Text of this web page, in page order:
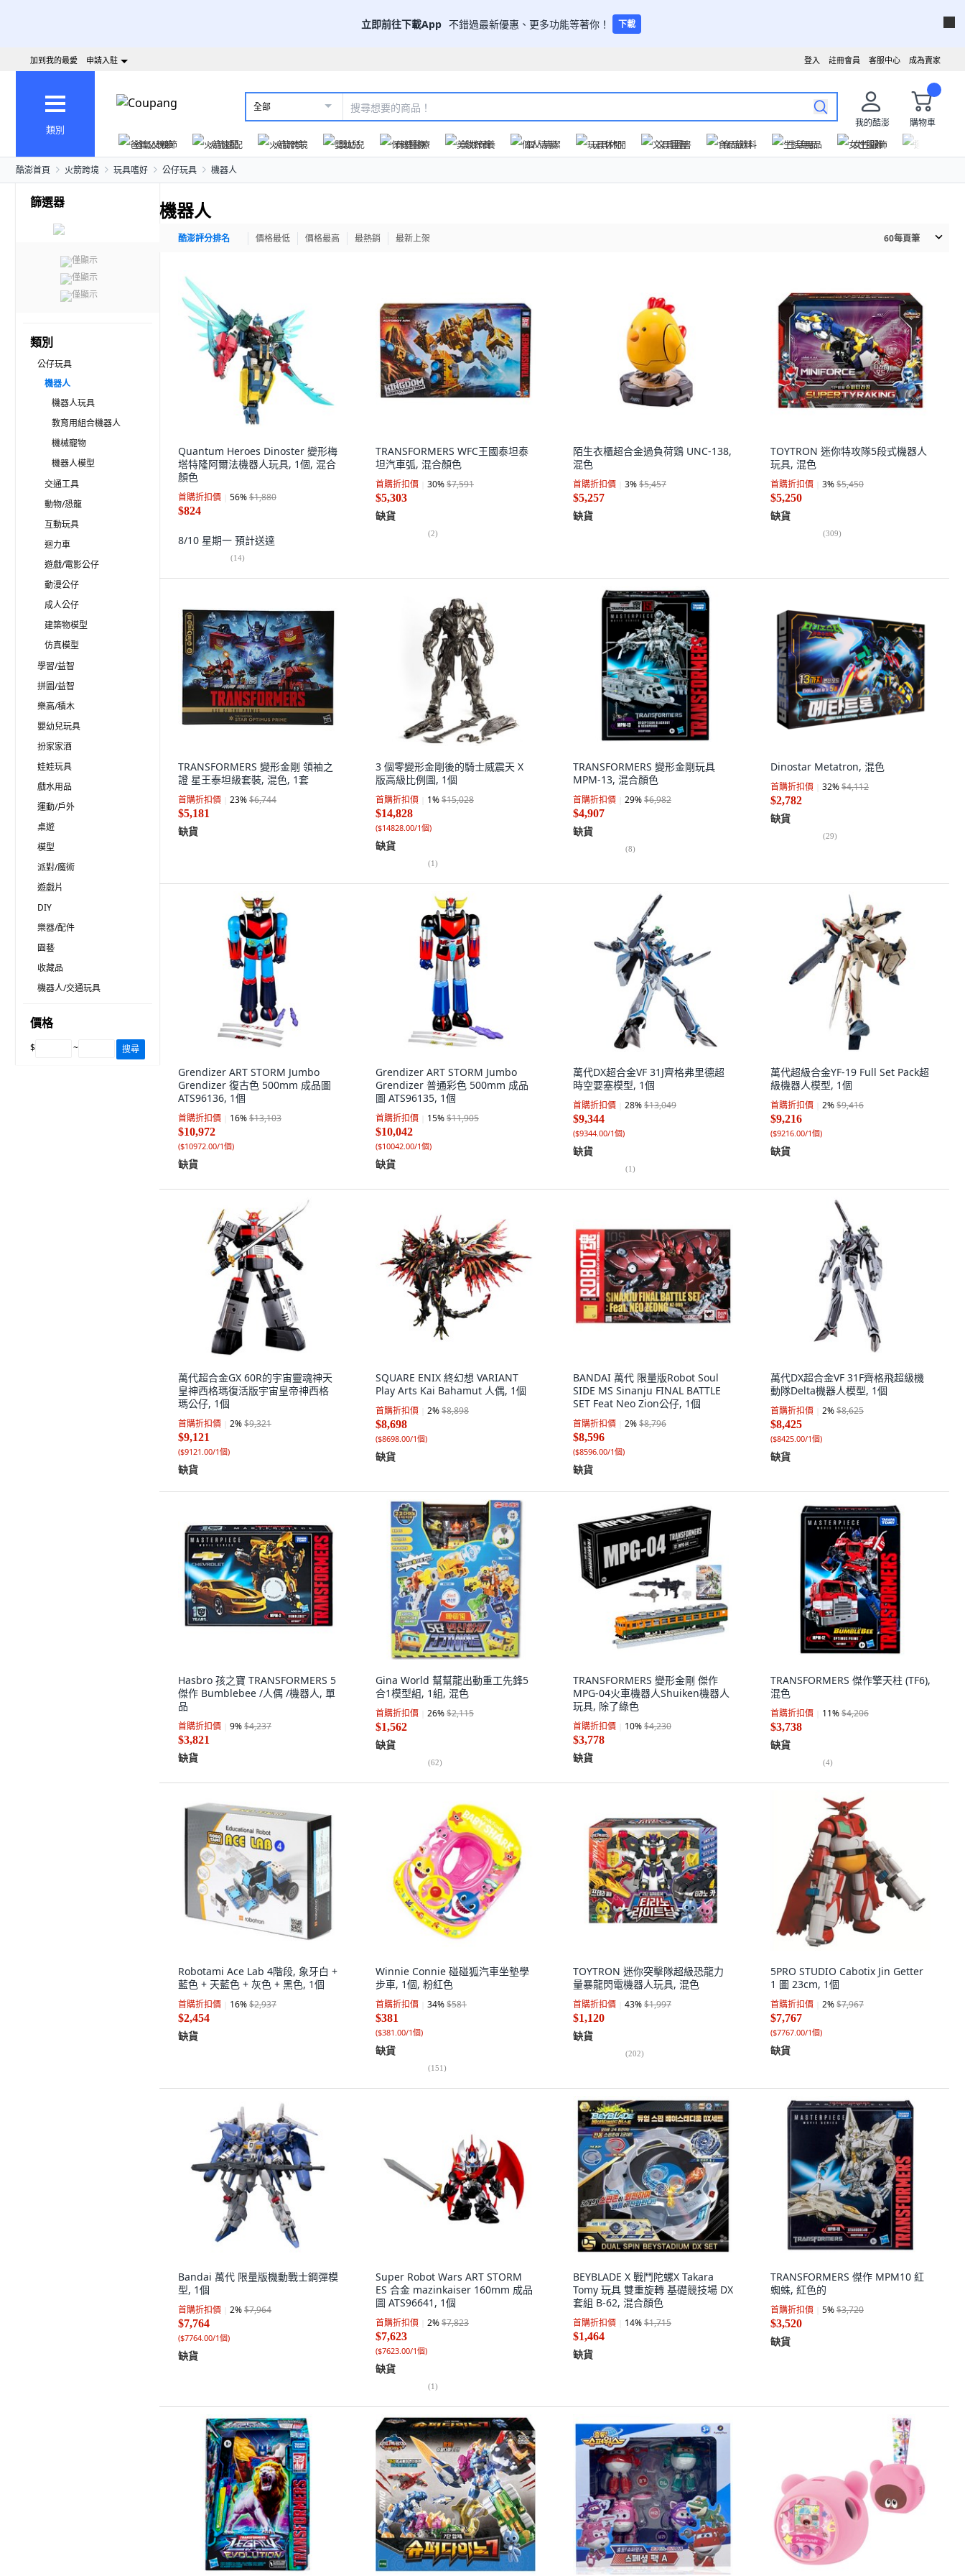
立即前往下載App 不錯過最新優惠、更多功能等著你！ 下載
成為賣家
客服中心
註冊會員
登入
加到我的最愛 申請入駐
類別
全部
我的酷澎
購物車
爸氣父親節
火箭速配 火箭跨境 嬰幼兒 保健醫療 美妝保養 個人清潔 玩具休閒 文具圖書 食品飲料 生活用品 女性服飾
酷澎首頁 火箭跨境 玩具嗜好 公仔玩具 機器人
篩選器
僅顯示
僅顯示
僅顯示
類別
公仔玩具
機器人
機器人玩具
教育用組合機器人
機械寵物
機器人模型
交通工具
動物/恐龍
互動玩具
迴力車
遊戲/電影公仔
動漫公仔
成人公仔
建築物模型
仿真模型
學習/益智
拼圖/益智
樂高/積木
嬰幼兒玩具
扮家家酒
娃娃玩具
戲水用品
運動/戶外
桌遊
模型
派對/魔術
遊戲片
DIY
樂器/配件
園藝
收藏品
機器人/交通玩具
價格
$ ~ 搜尋
機器人
酷澎評分排名 價格最低 價格最高 最熱銷 最新上架 60每頁筆
Quantum Heroes Dinoster 變形梅
塔特隆阿爾法機器人玩具, 1個, 混合
顏色
首購折扣價 56%$1,880
$824
8/10 星期一 預計送達
(14)
TRANSFORMERS WFC王國泰坦泰
坦汽車弧, 混合顏色
首購折扣價 30%$7,591
$5,303
缺貨
(2)
陌生衣櫃超合金過負荷鶏 UNC-138,
混色
首購折扣價 3%$5,457
$5,257
缺貨
TOYTRON 迷你特攻隊5段式機器人
玩具, 混色
首購折扣價 3%$5,450
$5,250
缺貨
(309)
TRANSFORMERS 變形金剛 領袖之
證 星王泰坦級套裝, 混色, 1套
首購折扣價 23%$6,744
$5,181
缺貨
3 個零變形金剛後的騎士威震天 X
版高級比例圖, 1個
首購折扣價 1%$15,028
$14,828
($14828.00/1個)
缺貨
(1)
TRANSFORMERS 變形金剛玩具
MPM-13, 混合顏色
首購折扣價 29%$6,982
$4,907
缺貨
(8)
Dinostar Metatron, 混色
首購折扣價 32%$4,112
$2,782
缺貨
(29)
Grendizer ART STORM Jumbo
Grendizer 復古色 500mm 成品圖
ATS96136, 1個
首購折扣價 16%$13,103
$10,972
($10972.00/1個)
缺貨
Grendizer ART STORM Jumbo
Grendizer 普通彩色 500mm 成品
圖 ATS96135, 1個
首購折扣價 15%$11,905
$10,042
($10042.00/1個)
缺貨
萬代DX超合金VF 31J齊格弗里德超
時空要塞模型, 1個
首購折扣價 28%$13,049
$9,344
($9344.00/1個)
缺貨
(1)
萬代超級合金YF-19 Full Set Pack超
級機器人模型, 1個
首購折扣價 2%$9,416
$9,216
($9216.00/1個)
缺貨
萬代超合金GX 60R的宇宙靈魂神天
皇神西格瑪復活版宇宙皇帝神西格
瑪公仔, 1個
首購折扣價 2%$9,321
$9,121
($9121.00/1個)
缺貨
SQUARE ENIX 終幻想 VARIANT
Play Arts Kai Bahamut 人偶, 1個
首購折扣價 2%$8,898
$8,698
($8698.00/1個)
缺貨
BANDAI 萬代 限量版Robot Soul
SIDE MS Sinanju FINAL BATTLE
SET Feat Neo Zion公仔, 1個
首購折扣價 2%$8,796
$8,596
($8596.00/1個)
缺貨
萬代DX超合金VF 31F齊格飛超級機
動隊Delta機器人模型, 1個
首購折扣價 2%$8,625
$8,425
($8425.00/1個)
缺貨
Hasbro 孩之寶 TRANSFORMERS 5
傑作 Bumblebee /人偶 /機器人, 單
品
首購折扣價 9%$4,237
$3,821
缺貨
Gina World 幫幫龍出動重工先鋒5
合1模型組, 1組, 混色
首購折扣價 26%$2,115
$1,562
缺貨
(62)
TRANSFORMERS 變形金剛 傑作
MPG-04火車機器人Shuiken機器人
玩具, 除了綠色
首購折扣價 10%$4,230
$3,778
缺貨
TRANSFORMERS 傑作擎天柱 (TF6),
混色
首購折扣價 11%$4,206
$3,738
缺貨
(4)
Robotami Ace Lab 4階段, 象牙白 +
藍色 + 天藍色 + 灰色 + 黑色, 1個
首購折扣價 16%$2,937
$2,454
缺貨
Winnie Connie 碰碰狐汽車坐墊學
步車, 1個, 粉紅色
首購折扣價 34%$581
$381
($381.00/1個)
缺貨
(151)
TOYTRON 迷你突擊隊超級恐龍力
量暴龍閃電機器人玩具, 混色
首購折扣價 43%$1,997
$1,120
缺貨
(202)
5PRO STUDIO Cabotix Jin Getter
1 圖 23cm, 1個
首購折扣價 2%$7,967
$7,767
($7767.00/1個)
缺貨
Bandai 萬代 限量版機動戰士鋼彈模
型, 1個
首購折扣價 2%$7,964
$7,764
($7764.00/1個)
缺貨
Super Robot Wars ART STORM
ES 合金 mazinkaiser 160mm 成品
圖 ATS96641, 1個
首購折扣價 2%$7,823
$7,623
($7623.00/1個)
缺貨
(1)
BEYBLADE X 戰鬥陀螺X Takara
Tomy 玩具 雙重旋轉 基礎競技場 DX
套組 B-62, 混合顏色
首購折扣價 14%$1,715
$1,464
缺貨
TRANSFORMERS 傑作 MPM10 紅
蜘蛛, 紅色的
首購折扣價 5%$3,720
$3,520
缺貨